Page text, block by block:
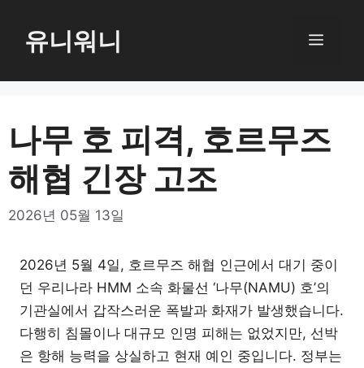
로
너
뛰
기
유니워니 메
나무 호 피격, 호르무즈
해협 긴장 고조
2026년 05월 13일
2026년 5월 4일, 호르무즈 해협 인근에서 대기 중이
던 우리나라 HMM 소속 화물선 ‘나무(NAMU) 호’의
기관실에서 갑작스러운 폭발과 화재가 발생했습니다.
다행히 침몰이나 대규모 인명 피해는 없었지만, 선박
은 항해 능력을 상실하고 현재 예인 중입니다. 정부는